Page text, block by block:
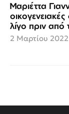
Μαριέττα
οικογενειακές
λίγο πριν από
μοιραίο
2 Μαρτίου 2022